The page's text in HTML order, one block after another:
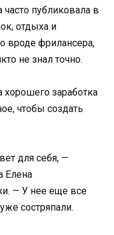
публиковала в
отдыха и
вроде фрилансера,
не знал точно.
заработка
чтобы создать
для себя, —
Елена
— У нее еще все
состряпали.